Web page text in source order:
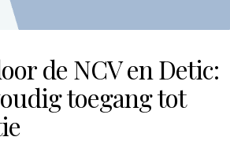
de NCV en Detic:
toegang tot